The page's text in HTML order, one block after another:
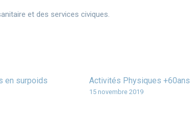
et des services civiques.
en surpoids Activités Physiques +60ans
15 novembre 2019